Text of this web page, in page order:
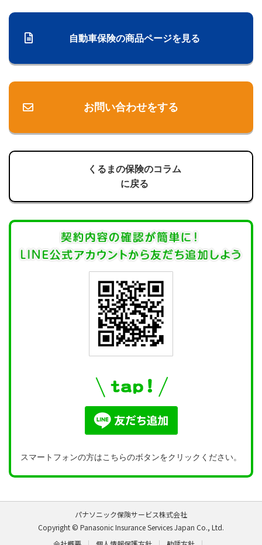
自動車保険の商品ページを見る
お問い合わせをする
くるまの保険のコラム
に戻る
スマートフォンの方はこちらのボタンをクリックください。
パナソニック保険サービス株式会社
Copyright © Panasonic Insurance Services Japan Co., Ltd.